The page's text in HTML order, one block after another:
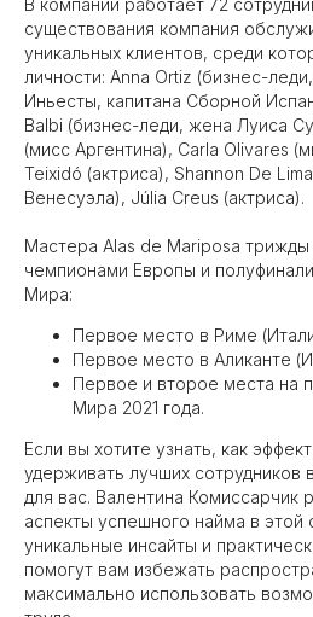
В компании работает 72
существования компания
уникальных клиентов, среди
личности: Anna Ortiz (бизнес-
Иньесты, капитана Сборной
Balbi (бизнес-леди, жена Луиса
(мисс Аргентина), Carla Olivares
Teixidó (актриса), Shannon De
Венесуэла), Júlia Creus (актриса).
Мастера Alas de Mariposa трижды
чемпионами Европы и
Мира:
Первое место в Риме
Первое место в Аликанте
Первое и второе места на
Мира 2021 года.
Если вы хотите узнать, как
удерживать лучших сотрудников
для вас. Валентина Комиссарчик
аспекты успешного найма в этой
уникальные инсайты и
помогут вам избежать
максимально использовать